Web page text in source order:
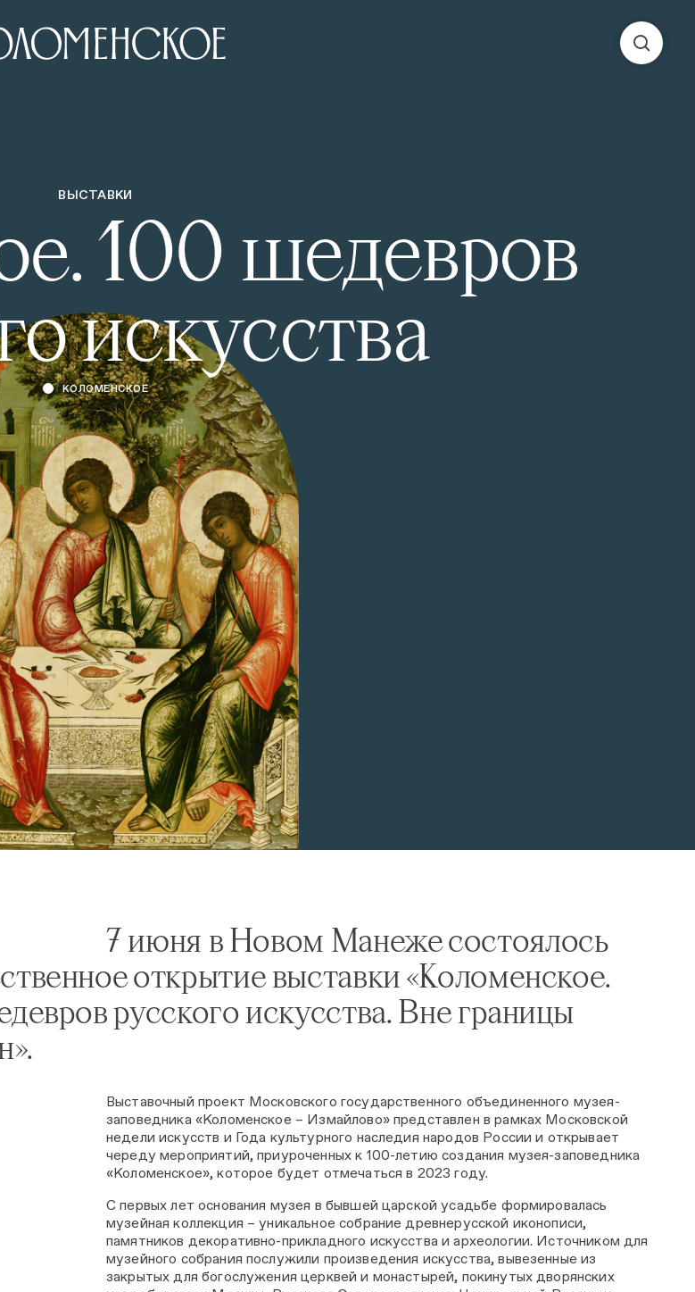
ВЫСТАВКИ
100 шедевров
искусства
КОЛОМЕНСКОЕ
7 июня в Новом Манеже состоялось
открытие выставки «Коломенское.
русского искусства. Вне границы
Выставочный проект Московского государственного объединенного музея-
заповедника «Коломенское – Измайлово» представлен в рамках Московской
недели искусств и Года культурного наследия народов России и открывает
череду мероприятий, приуроченных к 100-летию создания музея-заповедника
«Коломенское», которое будет отмечаться в 2023 году.
С первых лет основания музея в бывшей царской усадьбе формировалась
музейная коллекция – уникальное собрание древнерусской иконописи,
памятников декоративно-прикладного искусства и археологии. Источником для
музейного собрания послужили произведения искусства, вывезенные из
закрытых для богослужения церквей и монастырей, покинутых дворянских